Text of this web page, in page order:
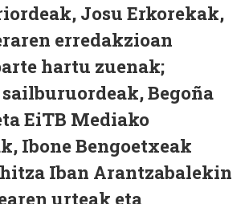
Josu Erkorekak,
erredakzioan
hartu zuenak;
Begoña
EiTB Mediako
Ibone Bengoetxeak
Iban Arantzabalekin
urteak eta